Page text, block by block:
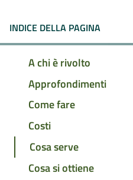
INDICE DELLA PAGINA
A chi è rivolto
Approfondimenti
Come fare
Costi
Cosa serve
Cosa si ottiene